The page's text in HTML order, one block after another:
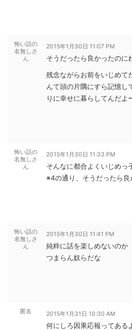
怖い話の
名無しさ
ん
2015年1月30日 11:07 PM
そうだったら良かったのに
残念ながらお前をいじめて
んて頭の片隅にすら記憶し
りに幸せに暮らしてんだよ
怖い話の
名無しさ
ん
2015年1月30日 11:33 PM
そんなに都合よくいじめっ
※4の通り、そうだったら良
怖い話の
名無しさ
ん
2015年1月30日 11:41 PM
純粋に話を楽しめないのか
つまらん奴らだな
匿名 2015年1月31日 10:30 AM
何にしろ因果応報ってある